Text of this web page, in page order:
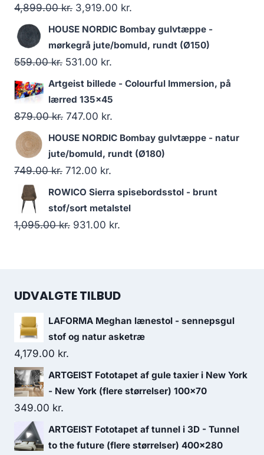
4,899.00kr. 3,919.00 kr.
HOUSE NORDIC Bombay gulvtæppe -
mørkegrå jute/bomuld, rundt (Ø150)
559.00kr. 531.00 kr.
Artgeist billede - Colourful Immersion, på
lærred 135x45
879.00kr. 747.00 kr.
HOUSE NORDIC Bombay gulvtæppe - natur
jute/bomuld, rundt (Ø180)
749.00kr. 712.00 kr.
ROWICO Sierra spisebordsstol - brunt
stof/sort metalstel
1,095.00kr. 931.00 kr.
UDVALGTE TILBUD
LAFORMA Meghan lænestol - sennepsgul
stof og natur asketræ
4,179.00 kr.
ARTGEIST Fototapet af gule taxier i New York
- New York (flere størrelser) 100x70
349.00 kr.
ARTGEIST Fototapet af tunnel i 3D - Tunnel
to the future (flere størrelser) 400x280